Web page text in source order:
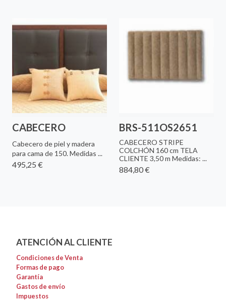
CABECERO
Cabecero de piel y madera
para cama de 150. Medidas ...
495,25 €
BRS-511OS2651
CABECERO STRIPE
COLCHÓN 160 cm TELA
CLIENTE 3,50 m Medidas: ...
884,80 €
ATENCIÓN AL CLIENTE
Condiciones de Venta
Formas de pago
Garantía
Gastos de envío
Impuestos